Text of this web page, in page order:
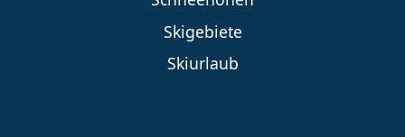
Skigebiete
Skiurlaub